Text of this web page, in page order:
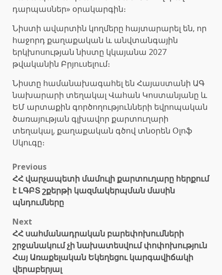
դարպասներ» օրակարգին։
Նիստի ավարտին կողմերը հայտարարել են, որ
հաջորդ քաղաքական և անվտանգային
երկխոսության նիստը կկայանա 2027
թվականին Բրյուսելում։
Նիստը համանախագահել են Հայաստանի ԱԳ
նախարարի տեղակալ Վահան Կոստանյանը և
ԵՄ արտաքին գործողությունների եվրոպական
ծառայության գլխավոր քարտուղարի
տեղակալ, քաղաքական գծով տնօրեն Օլոֆ
Սկուգը։
Post
navigation
Previous
ՀՀ վարչապետի մամուլի քարտուղարը հերքում
է ԼԳԲՏ շքերթի կազմակերպման մասին
պնդումները
Next
ՀՀ սահմանադրական բարեփոխումների
շրջանակում չի նախատեսվում փոփոխություն
Հայ Առաքելական Եկեղեցու կարգավիճակի
վերաբերյալ